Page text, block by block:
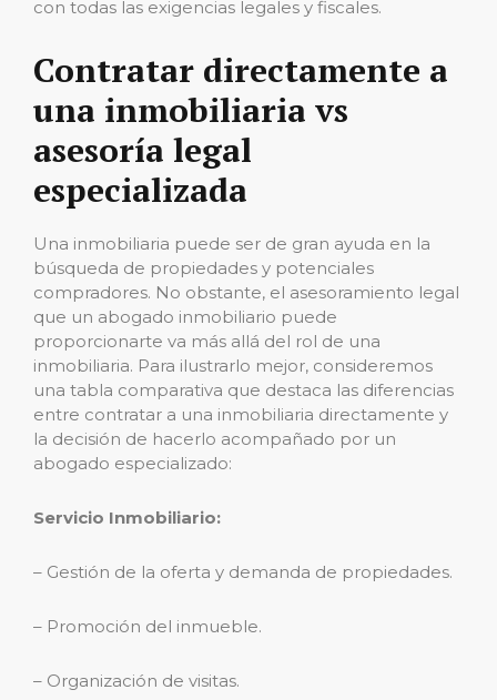
con todas las exigencias legales y fiscales.
Contratar directamente a
una inmobiliaria vs
asesoría legal
especializada
Una inmobiliaria puede ser de gran ayuda en la
búsqueda de propiedades y potenciales
compradores. No obstante, el asesoramiento legal
que un abogado inmobiliario puede
proporcionarte va más allá del rol de una
inmobiliaria. Para ilustrarlo mejor, consideremos
una tabla comparativa que destaca las diferencias
entre contratar a una inmobiliaria directamente y
la decisión de hacerlo acompañado por un
abogado especializado:
Servicio Inmobiliario:
– Gestión de la oferta y demanda de propiedades.
– Promoción del inmueble.
– Organización de visitas.